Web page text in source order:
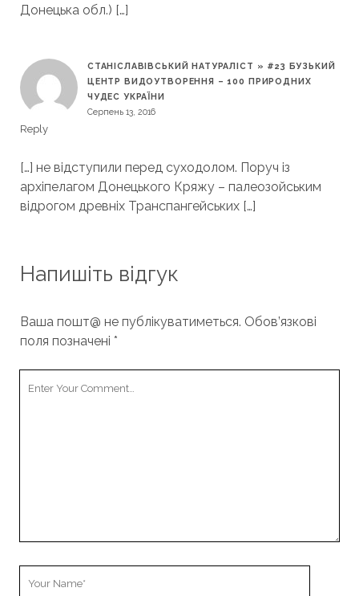
Донецька обл.) […]
СТАНІСЛАВІВСЬКИЙ НАТУРАЛІСТ » #23 БУЗЬКИЙ
ЦЕНТР ВИДОУТВОРЕННЯ – 100 ПРИРОДНИХ
ЧУДЕС УКРАЇНИ
Серпень 13, 2016
Reply
[…] не відступили перед суходолом. Поруч із
архіпелагом Донецького Кряжу – палеозойським
відрогом древніх Транспангейських […]
Напишіть відгук
Ваша пошт@ не публікуватиметься. Обов’язкові
поля позначені *